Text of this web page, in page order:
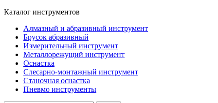
Каталог инструментов
Алмазный и абразивный инструмент
Брусок абразивный
Измерительный инструмент
Металлорежущий инструмент
Оснастка
Слесарно-монтажный инструмент
Станочная оснастка
Пневмо инструменты